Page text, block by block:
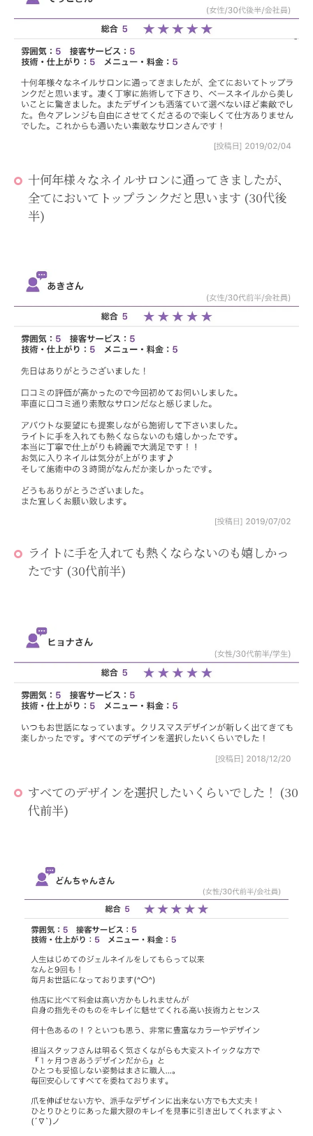
十何年様々なネイルサロンに通ってきましたが、
全てにおいてトップランクだと思います (30代後
半)
ライトに手を入れても熱くならないのも嬉しかっ
たです (30代前半)
すべてのデザインを選択したいくらいでした！ (30
代前半)